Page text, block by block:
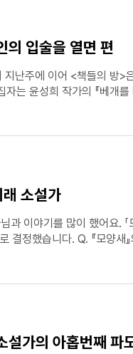
의 입술을 열면 편
에디터 지난주에 이어 <책들의 방
는 윤성희 작가의 『베개를
소설가
과 이야기를 많이 했어요.
고민 없이 이걸로 하고 싶다고 말씀드렸어요. 제가
어서 마음에 꼭 들었습니다. ※《문
가의 아홉번째 파